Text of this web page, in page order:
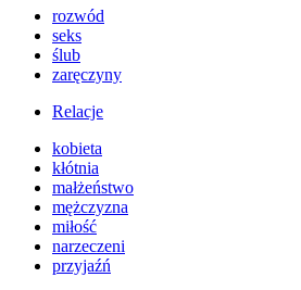
rozwód
seks
ślub
zaręczyny
Relacje
kobieta
kłótnia
małżeństwo
mężczyzna
miłość
narzeczeni
przyjaźń